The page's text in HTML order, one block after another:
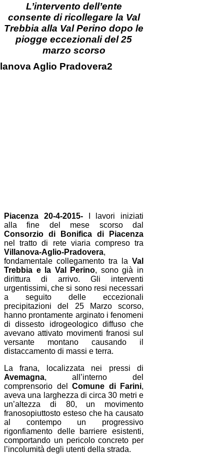
L’intervento dell’ente
consente di ricollegare la Val
Trebbia alla Val Perino dopo le
piogge eccezionali del 25
marzo scorso
Piacenza 20-4-2015-I lavori iniziati
alla fine del mese scorso dal
Consorzio di Bonifica di Piacenza
nel tratto di rete viaria compreso tra
Villanova-Aglio-Pradovera,
fondamentale collegamento tra laVal
Trebbia e la Val Perino, sono già in
dirittura di arrivo. Gli interventi
urgentissimi, che si sono resi necessari
a seguito delle eccezionali
precipitazioni del 25 Marzo scorso,
hanno prontamente arginato i fenomeni
di dissesto idrogeologico diffuso che
avevano attivato movimenti franosi sul
versante montano causando il
distaccamento di massi e terra.
La frana, localizzata nei pressi di
Avemagna, all’interno del
comprensorio delComune di Farini,
aveva una larghezza di circa 30 metri e
un’altezza di 80, un movimento
franosopiuttosto esteso che ha causato
al contempo un progressivo
rigonfiamento delle barriere esistenti,
comportando un pericolo concreto per
l’incolumità degli utenti della strada.